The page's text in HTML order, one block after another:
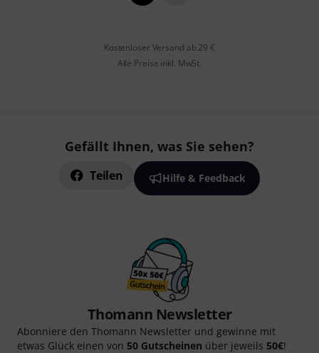
Kostenloser Versand ab 29 €
Alle Preise inkl. MwSt.
Gefällt Ihnen, was Sie sehen?
Teilen Hilfe & Feedback
Thomann Newsletter
Abonniere den Thomann Newsletter und gewinne mit
etwas Glück einen von 50 Gutscheinen über jeweils 50€!